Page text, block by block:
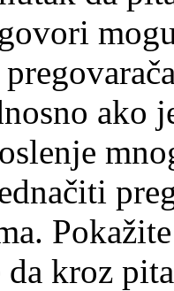
mogu
ako
kroz